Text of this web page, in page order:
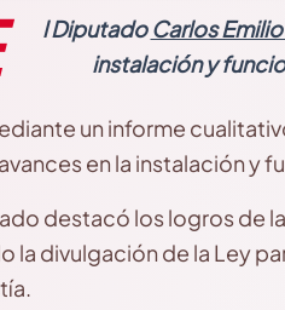
l DiputadoCarlos
instalación y
ediante un informe
avances en la instalación y
destacó los logros de
la divulgación de la Ley